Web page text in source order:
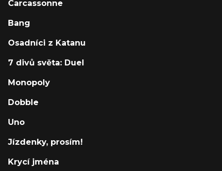
Carcassonne
Bang
Osadníci z Katanu
7 divů světa: Duel
Monopoly
Dobble
Uno
Jízdenky, prosím!
Krycí jména